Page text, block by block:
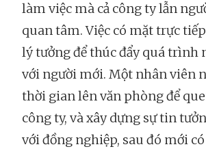
làm việc mà cả công ty lẫn
quan tâm. Việc có mặt trực
lý tưởng để thúc đẩy quá trình
với người mới. Một nhân viên
thời gian lên văn phòng để
công ty, và xây dựng sự tin
với đồng nghiệp, sau đó mới